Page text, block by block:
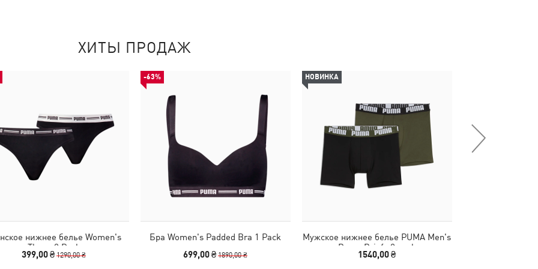
ХИТЫ ПРОДАЖ
нижнее белье Women's
Thong 2 Pack
399,00 ₴1290,00 ₴
-63%
Бра Women's Padded Bra 1 Pack
699,00 ₴1890,00 ₴
НОВИНКА
Мужское нижнее белье PUMA Men's
Boxer Briefs 2 pack
1540,00 ₴